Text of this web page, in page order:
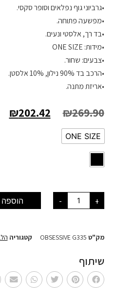
•גרביוני גוף נפלאים וסופר סקסי.
•מפשעה פתוחה.
•בד רך, אלסטי ונעים.
•מידות: ONE SIZE
•צבעים: שחור.
•הרכב בד 90% נילון, 10% אלסטן.
•אריזת מתנה.
₪269.90
₪202.42
ONE SIZE
- +
מק"ט OBSESSIVE G335 קטגוריה
שיתוף